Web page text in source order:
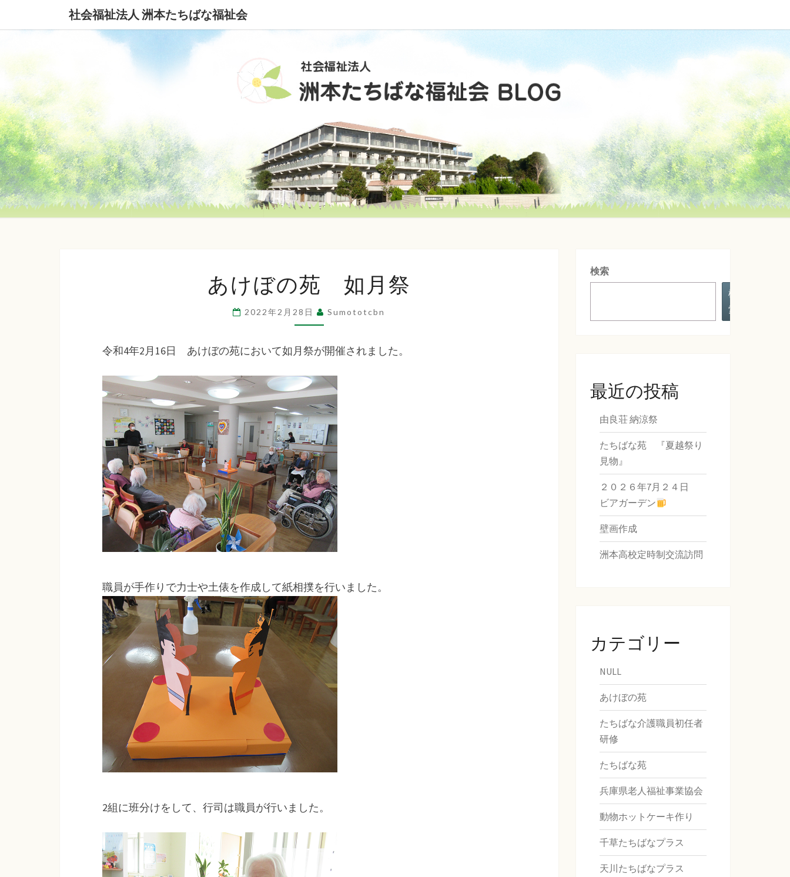
社会福祉法人 洲本たちばな福祉会
社
会
祉
人
け
の
如
月
祭
あけぼの苑 如月祭
2022年2月28日 Sumototcbn
令和4年2月16日 あけぼの苑において如月祭が開催されました。
職員が手作りで力士や土俵を作成して紙相撲を行いました。
2組に班分けをして、行司は職員が行いました。
検索
検
索
最近の投稿
由良荘 納涼祭
たちばな苑 『夏越祭り
見物』
２０２６年7月２４日
ビアガーデン
壁画作成
洲本高校定時制交流訪問
カテゴリー
NULL
あけぼの苑
たちばな介護職員初任者
研修
たちばな苑
兵庫県老人福祉事業協会
動物ホットケーキ作り
千草たちばなプラス
天川たちばなプラス